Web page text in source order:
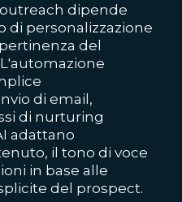
dipende
di personalizzazione
del
di email,
di nurturing
adattano
il tono di voce
in base alle
del prospect.